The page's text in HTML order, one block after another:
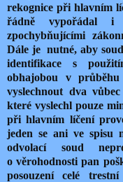
rekognice při hlavním
řádně vypořádal i
zpochybňujícími
Dále je nutné, aby
identifikace s
obhajobou v
vyslechnout dva
které vyslechl pouze
při hlavním líčení
jeden se ani ve spisu
odvolací soud
o věrohodnosti pan
posouzení celé